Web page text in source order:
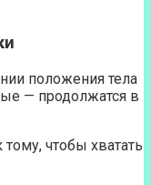
положения тела
— продолжатся в
чтобы хватать